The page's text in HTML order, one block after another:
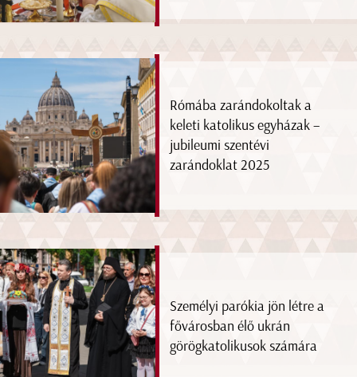
Rómába zarándokoltak a
keleti katolikus egyházak –
jubileumi szentévi
zarándoklat 2025
Személyi parókia jön létre a
fővárosban élő ukrán
görögkatolikusok számára